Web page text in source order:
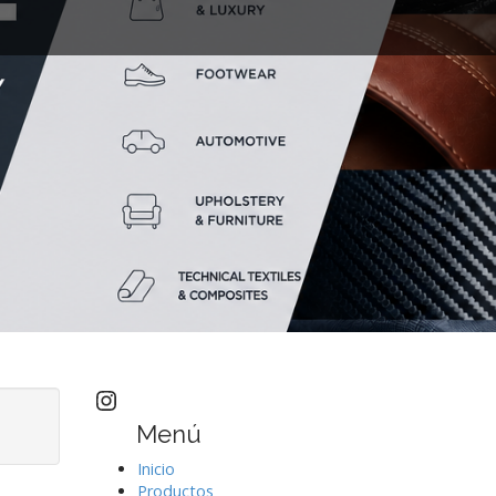
Visita nuestro perfil Instagram
Menú
Inicio
Productos